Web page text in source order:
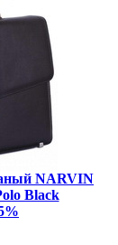
NARVIN
Black